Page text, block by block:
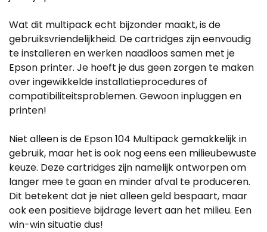
Wat dit multipack echt bijzonder maakt, is de
gebruiksvriendelijkheid. De cartridges zijn eenvoudig
te installeren en werken naadloos samen met je
Epson printer. Je hoeft je dus geen zorgen te maken
over ingewikkelde installatieprocedures of
compatibiliteitsproblemen. Gewoon inpluggen en
printen!
Niet alleen is de Epson 104 Multipack gemakkelijk in
gebruik, maar het is ook nog eens een milieubewuste
keuze. Deze cartridges zijn namelijk ontworpen om
langer mee te gaan en minder afval te produceren.
Dit betekent dat je niet alleen geld bespaart, maar
ook een positieve bijdrage levert aan het milieu. Een
win-win situatie dus!